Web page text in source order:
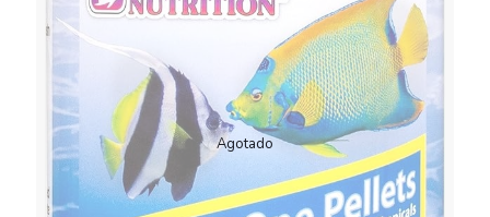
Agotado